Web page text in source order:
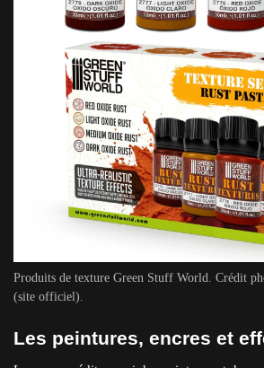
Produits de texture Green Stuff World. Crédit
(site officiel).
Les peintures, encres et